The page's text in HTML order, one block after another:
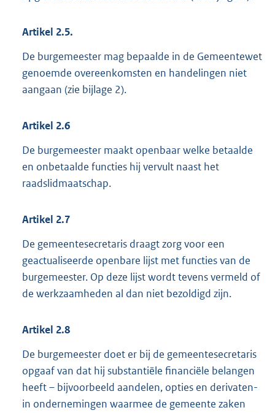
Artikel 2.5.
De burgemeester mag bepaalde in de Gemeentewet
genoemde overeenkomsten en handelingen niet
aangaan (zie bijlage 2).
Artikel 2.6
De burgemeester maakt openbaar welke betaalde
en onbetaalde functies hij vervult naast het
raadslidmaatschap.
Artikel 2.7
De gemeentesecretaris draagt zorg voor een
geactualiseerde openbare lijst met functies van de
burgemeester. Op deze lijst wordt tevens vermeld of
de werkzaamheden al dan niet bezoldigd zijn.
Artikel 2.8
De burgemeester doet er bij de gemeentesecretaris
opgaaf van dat hij substantiële financiële belangen
heeft – bijvoorbeeld aandelen, opties en derivaten-
in ondernemingen waarmee de gemeente zaken